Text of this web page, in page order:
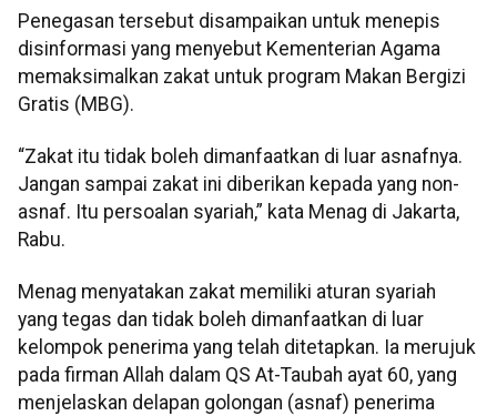
Penegasan tersebut disampaikan untuk menepis
disinformasi yang menyebut Kementerian Agama
memaksimalkan zakat untuk program Makan Bergizi
Gratis (MBG).
“Zakat itu tidak boleh dimanfaatkan di luar asnafnya.
Jangan sampai zakat ini diberikan kepada yang non-
asnaf. Itu persoalan syariah,” kata Menag di Jakarta,
Rabu.
Menag menyatakan zakat memiliki aturan syariah
yang tegas dan tidak boleh dimanfaatkan di luar
kelompok penerima yang telah ditetapkan. Ia merujuk
pada firman Allah dalam QS At-Taubah ayat 60, yang
menjelaskan delapan golongan (asnaf) penerima